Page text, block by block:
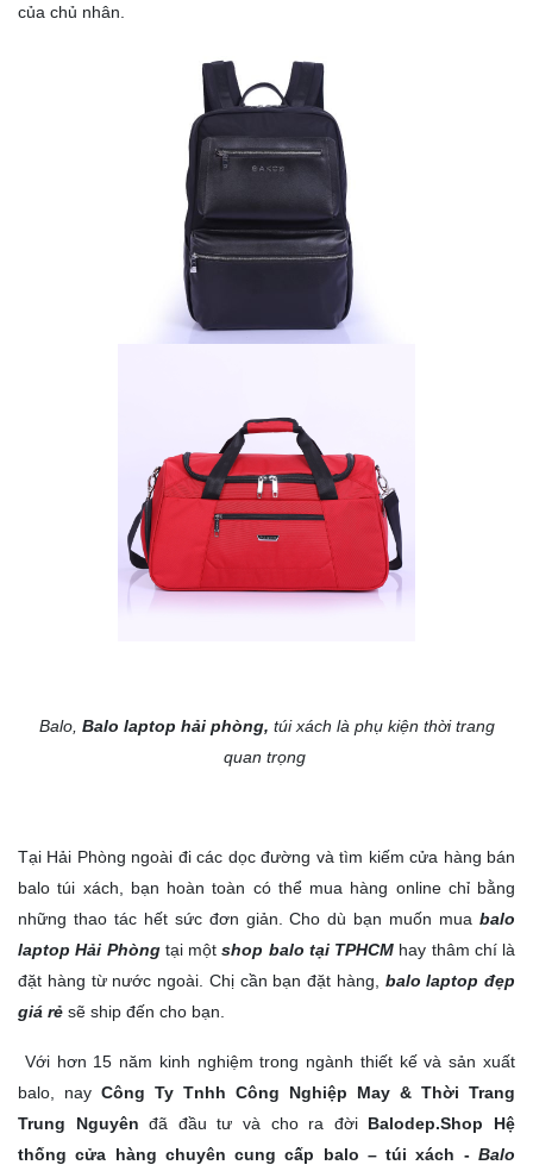
của chủ nhân.
Balo, Balo laptop hải phòng, túi xách là phụ kiện thời trang
quan trọng
Tại Hải Phòng ngoài đi các dọc đường và tìm kiếm cửa hàng bán
balo túi xách, bạn hoàn toàn có thể mua hàng online chỉ bằng
những thao tác hết sức đơn giản. Cho dù bạn muốn mua balo
laptop Hải Phòngtại mộtshop balo tại TPHCM hay thâm chí là
đặt hàng từ nước ngoài. Chị cần bạn đặt hàng, balo laptop đẹp
giá rẻ sẽ ship đến cho bạn.
Với hơn 15 năm kinh nghiệm trong ngành thiết kế và sản xuất
balo, nay Công Ty Tnhh Công Nghiệp May & Thời Trang
Trung Nguyên đã đầu tư và cho ra đời Balodep.Shop
Hệ
thống cửa hàng chuyên cung cấp balo – túi xách - Balo